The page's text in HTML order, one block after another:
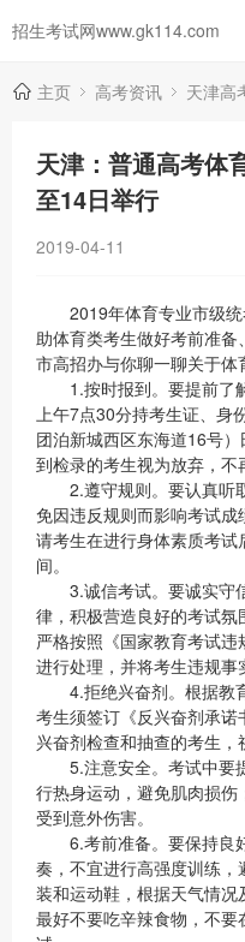
招生考试网www.gk114.com
主页 高考资讯 天津高
天津：普通高考体
至14日举行
2019-04-11
2019年体育专业市级统
助体育类考生做好考前准备
市高招办与你聊一聊关于
1.按时报到。要提前了
上午7点30分持考生证、身
团泊新城西区东海道16号
到检录的考生视为放弃，不
2.遵守规则。要认真听
免因违反规则而影响考试成
请考生在进行身体素质考
间。
3.诚信考试。要诚实守
律，积极营造良好的考试
严格按照《国家教育考试违
进行处理，并将考生违规事
4.拒绝兴奋剂。根据教育
考生须签订《反兴奋剂承
兴奋剂检查和抽查的考生，
5.注意安全。考试中要
行热身运动，避免肌肉损
受到意外伤害。
6.考前准备。要保持良
奏，不宜进行高强度训练
装和运动鞋，根据天气情况
最好不要吃辛辣食物，不